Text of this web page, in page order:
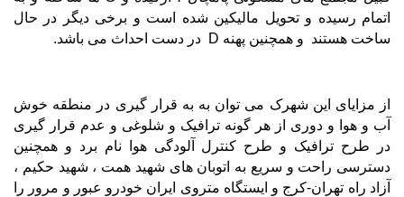
اتمام رسیده و تحویل مالیکین شده است و برخی دیگر در حال
ساخت هستند و همچنین پهنه D در دست احداث می باشد.
از مزایای این شهرک می توان به به قرار گیری در منطقه خوش
آب و هوا و دوری از هر گونه ترافیک و شلوغی و عدم قرار گیری
در طرح ترافیک و طرح کنترل آلودگی هوا نام برد و همچنین
دسترسی راحت و سریع به اتوبان های شهید همت ، شهید حکیم ،
آزاد راه تهران-کرج و ایستگاه متروی ایران خودرو عبور و مرور را